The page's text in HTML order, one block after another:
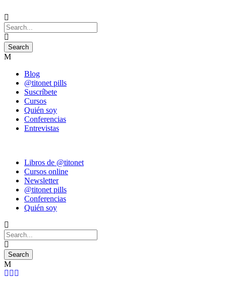
Blog
@titonet pills
Suscríbete
Cursos
Quién soy
Conferencias
Entrevistas
Libros de @titonet
Cursos online
Newsletter
@titonet pills
Conferencias
Quién soy